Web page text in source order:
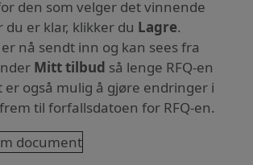
den som velger det vinnende
er klar, klikker du Lagre.
nå sendt inn og kan sees fra
Mitt tilbud så lenge RFQ-en
er også mulig å gjøre endringer i
til forfallsdatoen for RFQ-en.